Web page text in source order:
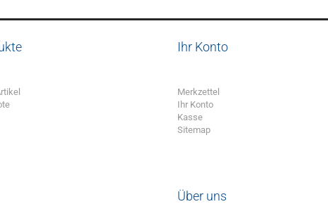
Ihr Konto
Merkzettel
Ihr Konto
Kasse
Sitemap
Über uns